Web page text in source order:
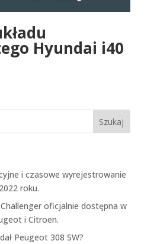
Hyundai i40
i czasowe wyrejestrowanie
roku.
oficjalnie dostępna w
i Citroen.
Peugeot 308 SW?